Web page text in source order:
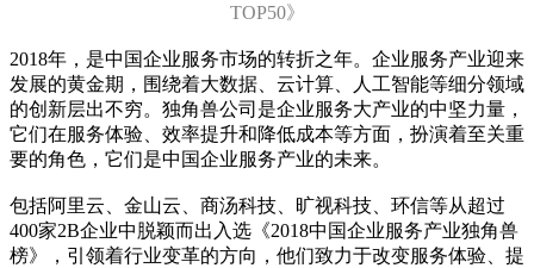
TOP50》
2018年，是中国企业服务市场的转折之年。企业服务产业迎来
发展的黄金期，围绕着大数据、云计算、人工智能等细分领域
的创新层出不穷。独角兽公司是企业服务大产业的中坚力量，
它们在服务体验、效率提升和降低成本等方面，扮演着至关重
要的角色，它们是中国企业服务产业的未来。
包括阿里云、金山云、商汤科技、旷视科技、环信等从超过
400家2B企业中脱颖而出入选《2018中国企业服务产业独角兽
榜》，引领着行业变革的方向，他们致力于改变服务体验、提